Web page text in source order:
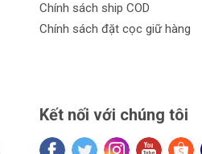
Chính sách ship COD
Chính sách đặt cọc giữ hàng
Kết nối với chúng tôi